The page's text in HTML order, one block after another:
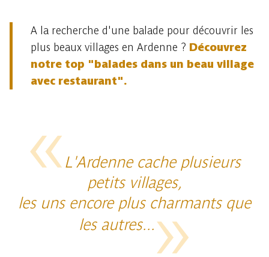
A la recherche d'une balade pour découvrir les
plus beaux villages en Ardenne ? Découvrez
notre top "balades dans un beau village
avec restaurant".
L'Ardenne cache plusieurs
petits villages,
les uns encore plus charmants que
les autres...